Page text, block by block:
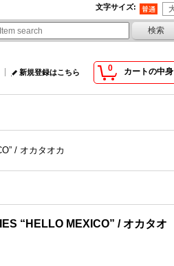
文字サイズ:
0 カートの中身
新規登録はこちら
/ オカタオカ
“HELLO MEXICO” / オカタオ